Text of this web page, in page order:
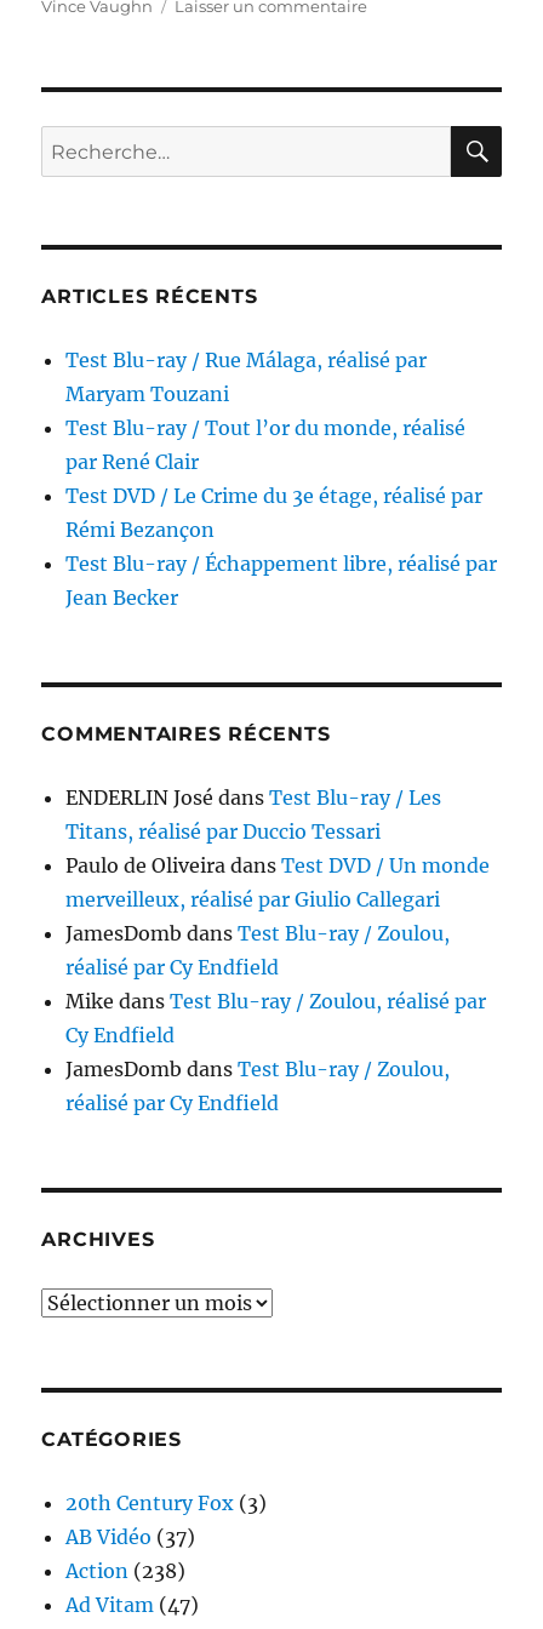
Vince Vaughn Laisser un commentairesur
Traîné
le
Recherche
pour :
ARTICLES RÉCENTS
Test Blu-ray / Rue Málaga, réalisé par
Maryam Touzani
Test Blu-ray / Tout l’or du monde, réalisé
par René Clair
Test DVD / Le Crime du 3e étage, réalisé par
Rémi Bezançon
Test Blu-ray / Échappement libre, réalisé par
Jean Becker
COMMENTAIRES RÉCENTS
ENDERLIN José dansTest Blu-ray / Les
Titans, réalisé par Duccio Tessari
Paulo de Oliveira dansTest DVD / Un monde
merveilleux, réalisé par Giulio Callegari
JamesDomb dansTest Blu-ray / Zoulou,
réalisé par Cy Endfield
Mike dansTest Blu-ray / Zoulou, réalisé par
Cy Endfield
JamesDomb dansTest Blu-ray / Zoulou,
réalisé par Cy Endfield
ARCHIVES
Archives
CATÉGORIES
20th Century Fox (3)
AB Vidéo (37)
Action (238)
Ad Vitam (47)